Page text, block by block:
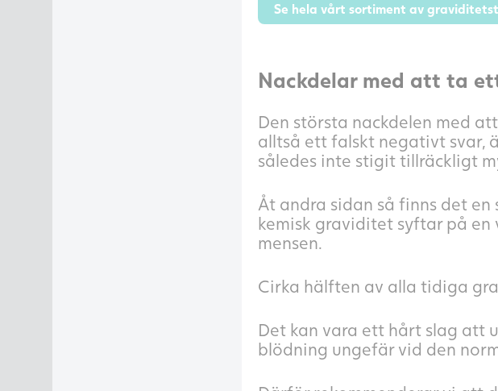
Se hela vårt sortiment av
Nackdelar med att ta
Den största nackdelen med
alltså ett falskt negativt svar,
således inte stigit tillräckligt
Åt andra sidan så finns det
kemisk graviditet syftar på
mensen.
Cirka hälften av alla tidiga
Det kan vara ett hårt slag att
blödning ungefär vid den